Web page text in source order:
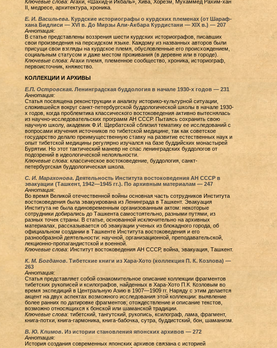
Ключевые слова: Агахи, «Шахид-и Икбаль», Хива, Хорезм, Мухаммед Рахим-хан
II, медресе, архитектура, хроника.
Е. И. Васильева. Курдские историографы о курдских племенах (от Шараф-
хана Бидлиси — XVI в. До Мирзы Али-Акбара Курдистани — XIX в.) — 207
Аннотация:
В статье представлены воззрения шести курдских историографов, писавших
свои произведения на персидском языке. Каждому из названных авторов были
присущи свои взгляды на курдское племя, обусловленные его происхождением,
социальным статусом и даже местом проживания (в деревне или в городе).
Ключевые слова: Агахи племя, племенное сообщество, хроника, историограф,
первоисточник, княжество.
КОЛЛЕКЦИИ И АРХИВЫ
Е.П. Островская. Ленинградская буддология в начале 1930-х годов — 231
Аннотация:
Статья посвящена реконструкции и анализу историко-культурной ситуации,
сложившейся вокруг санкт-петербургской буддологической школы в начале 1930-
х годов, когда проблемтика классического востоковедения активно вытеснялась
из научно-исследовательских программ АН СССР. Пытаясь сохранить свою
научную школу, академик Ф.И. Щербатской сблизил тематику ее исследований с
вопросами изучения источников по тибетской медицине, так как советское
государство делало преимущественную ставку на развитие естественных наук и
опыт тибетской медицины регулярно изучался на базе буддийских монастырей
Бурятии. Но этот тактический маневр не спас ленинградских буддологов от
подозрений в идеологической нелояльности.
Ключевые слова: классическое востоковедение, буддология, санкт-
петербургская буддологическая школа.
С. И. Марахонова. Деятельность Института востоковедения АН СССР в
эвакуации (Ташкент, 1942—1945 гг.). По архивным материалам — 247
Аннотация:
Во время Великой отечественной войны основная часть сотрудников Института
востоковедения была эвакуирована из Ленинграда в Ташкент. Эвакуация
Института не была единовременным организованным актом: некоторые
сотрудники добирались до Ташкента самостоятельно, разными путями, из
разных точек страны. В статье, основанной исключительно на архивных
материалах, рассказывается об эвакуации ученых из блокадного города, об
официальном создании в Ташкенте Института востоковедения и его
разнообразной деятельности: научной, организационной, преподавательской,
лекционно-пропагандистской и военной.
Ключевые слова: Институт востоковедения АН СССР, война, эвакуация, Ташкент.
К. М. Богданов. Тибетские книги из Хара-Хото (коллекция П. К. Козлова) —
263
Аннотация:
Статья представляет собой ознакомительное описание коллекции фрагментов
тибетских рукописей и ксилографов, найденных в Хара-Хото П.К. Козловым во
время экспедиций в Центральную Азию в 1907—1909 гг. Наряду с этим делается
акцент на двух аспектах возможного исследования этой коллекции: выявление
более ранних по датировке фрагментов; отождествление и описание текстов,
возможно относящихся к бонской или шаманской традиции.
Ключевые слова: тибетский, тангутский, рукопись, ксилограф, лама, фрагмент,
книга-потхи, книга-гармоника, книга-бабочка, сутра, буддистский, бон, шаманизм.
В. Ю. Климов. Из истории становления японских архивов — 272
Аннотация:
История создания современных японских архивов связана с историей